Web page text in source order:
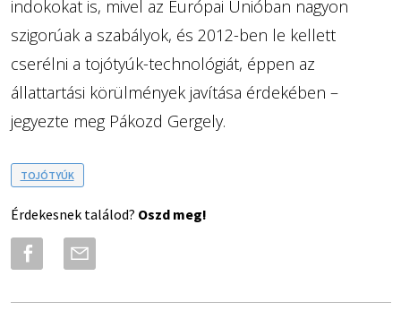
indokokat is, mivel az Európai Unióban nagyon
szigorúak a szabályok, és 2012-ben le kellett
cserélni a tojótyúk-technológiát, éppen az
állattartási körülmények javítása érdekében –
jegyezte meg Pákozd Gergely.
TOJÓTYÚK
Érdekesnek találod? Oszd meg!